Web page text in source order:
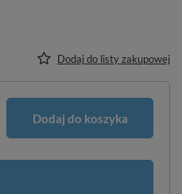
Dodaj do listy zakupowej
Dodaj do koszyka